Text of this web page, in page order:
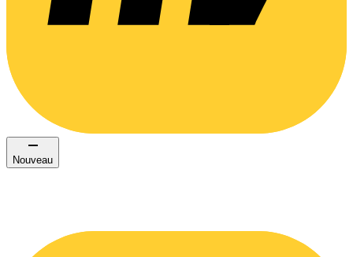
Nouveau